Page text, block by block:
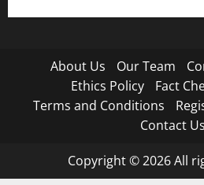
About Us Our Team
Ethics Policy
Fact
Terms and Conditions
Contact Us
Copyright © 2026 All